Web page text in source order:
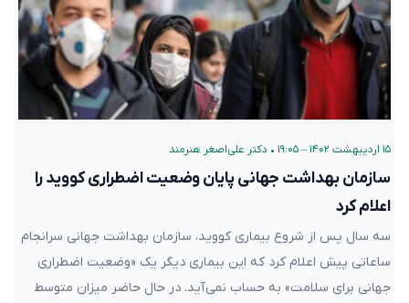
۱۵ اردیبهشت ۱۴۰۲ – ۱۹:۰۵ • دکتر علی‌اصغر هنرمند
سازمان بهداشت جهانی پایان وضعیت اضطراری کووید را
اعلام کرد
سه سال پس از شروع بیماری کووید، سازمان بهداشت جهانی سرانجام
ساعاتی پیش اعلام کرد که این بیماری دیگر یک «وضعیت اضطراری
جهانی برای سلامت» به حساب نمی‌آید. در حال حاضر میزان متوسط